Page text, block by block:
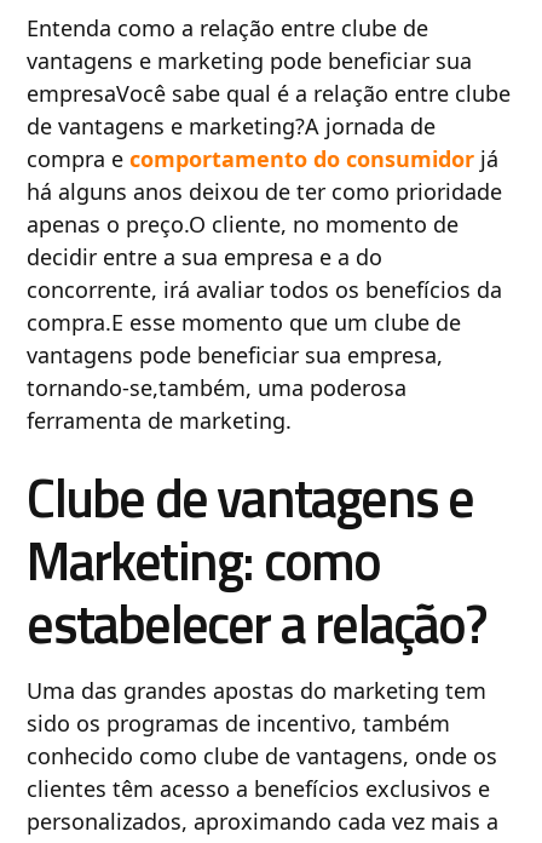
Entenda como a relação entre clube de
vantagens e marketing pode beneficiar sua
empresaVocê sabe qual é a relação entre clube
de vantagens e marketing?A jornada de
compra ecomportamento do consumidor já
há alguns anos deixou de ter como prioridade
apenas o preço.O cliente, no momento de
decidir entre a sua empresa e a do
concorrente, irá avaliar todos os benefícios da
compra.E esse momento que um clube de
vantagens pode beneficiar sua empresa,
tornando-se,também, uma poderosa
ferramenta de marketing.
Clube de vantagens e
Marketing: como
estabelecer a relação?
Uma das grandes apostas do marketing tem
sido os programas de incentivo, também
conhecido como clube de vantagens, onde os
clientes têm acesso a benefícios exclusivos e
personalizados, aproximando cada vez mais a